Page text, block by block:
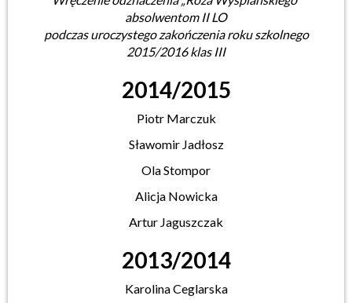
absolwentom II LO
podczas uroczystego zakończenia roku szkolnego
2015/2016 klas III
2014/2015
Piotr Marczuk
Sławomir Jadłosz
Ola Stompor
Alicja Nowicka
Artur Jaguszczak
2013/2014
Karolina Ceglarska